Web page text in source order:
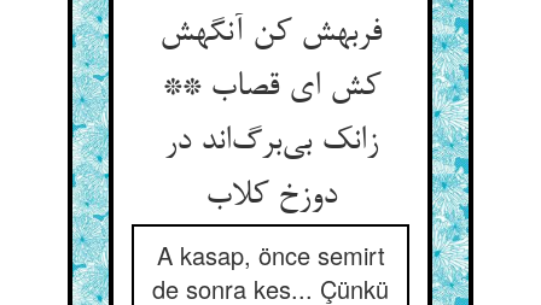
فربهش کن آنگهش
کش ای قصاب **
زانک بی‌برگ‌اند در
دوزخ کلاب
A kasap, önce semirt
de sonra kes... Çünkü